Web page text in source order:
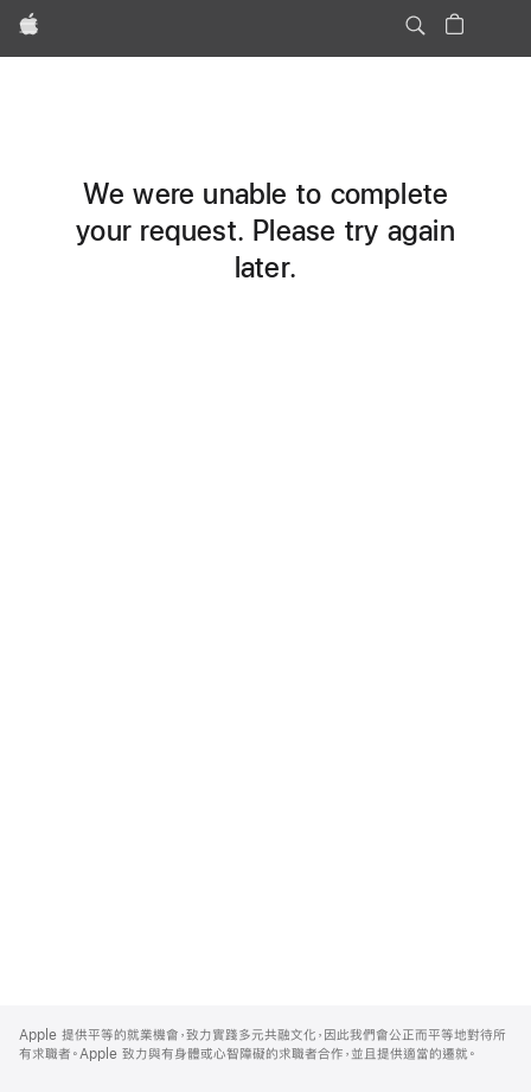
Apple
We were unable to complete
your request. Please try again
later.
Footer
Apple 提供平等的就業機會，致力實踐多元共融文化，因此我們會公正而平等地對待所
有求職者。Apple 致力與有身體或心智障礙的求職者合作，並且提供適當的遷就。